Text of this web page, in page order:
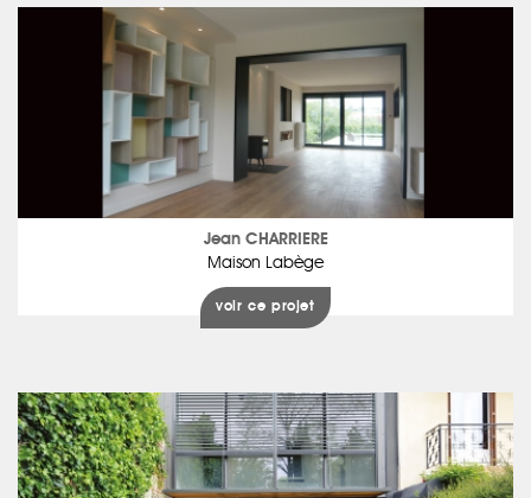
Jean CHARRIERE
Maison Labège
voir ce projet